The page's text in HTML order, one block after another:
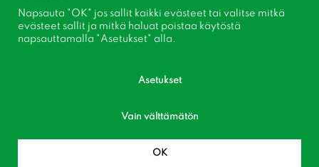
Inspiraatiota
Seuraa meitä Facebook
Liity asiakaskerhoomme!
Napsauta "OK" jos sallit kaikki evästeet tai valitse mitkä
evästeet sallit ja mitkä haluat poistaa käytöstä
napsauttamalla "Asetukset" alla.
Asetukset
Vain välttämätön
OK